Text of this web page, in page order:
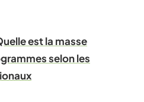
est la masse
selon les